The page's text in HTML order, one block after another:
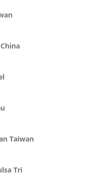
Taiwan
Tri